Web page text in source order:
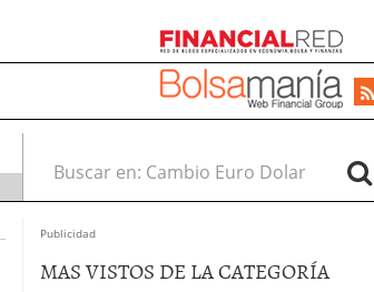
Buscar en:
Publicidad
MAS VISTOS DE LA CATEGORÍA